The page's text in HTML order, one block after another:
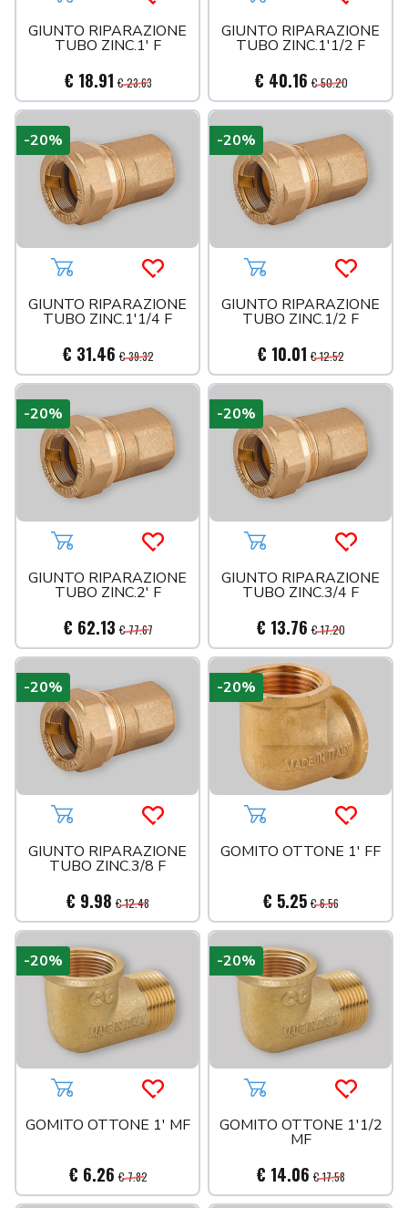
GIUNTO RIPARAZIONE
TUBO ZINC.1' F
€ 18.91 € 23.63
GIUNTO RIPARAZIONE
TUBO ZINC.1'1/2 F
€ 40.16 € 50.20
Aggiungi al carrelloAcquista più tardi
GIUNTO RIPARAZIONE
TUBO ZINC.1'1/4 F
€ 31.46 € 39.32
-20%
Aggiungi al carrello
GIUNTO RIPARAZIONE
TUBO ZINC.1/2 F
€ 10.01 € 12.52
-20%
Aggiungi al carrelloAcquista più tardi
GIUNTO RIPARAZIONE
TUBO ZINC.2' F
€ 62.13 € 77.67
-20%
Aggiungi al carrello
GIUNTO RIPARAZIONE
TUBO ZINC.3/4 F
€ 13.76 € 17.20
-20%
Aggiungi al carrelloAcquista più tardi
GIUNTO RIPARAZIONE
TUBO ZINC.3/8 F
€ 9.98 € 12.48
-20%
Aggiungi al carrello
GOMITO OTTONE 1' FF
€ 5.25 € 6.56
-20%
Aggiungi al carrelloAcquista più tardi
GOMITO OTTONE 1' MF
€ 6.26 € 7.82
-20%
Aggiungi al carrello
GOMITO OTTONE 1'1/2
MF
€ 14.06 € 17.58
-20%